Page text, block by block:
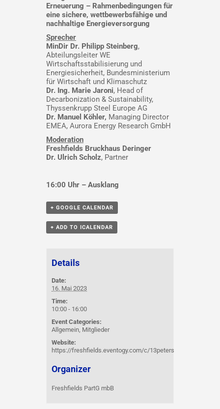
Erneuerung – Rahmenbedingungen für
eine sichere, wettbewerbsfähige und
nachhaltige Energieversorgung
Sprecher
MinDir Dr. Philipp Steinberg,
Abteilungsleiter WE
Wirtschaftsstabilisierung und
Energiesicherheit, Bundesministerium
für Wirtschaft und Klimaschutz
Dr. Ing. Marie Jaroni, Head of
Decarbonization & Sustainability,
Thyssenkrupp Steel Europe AG
Dr. Manuel Köhler, Managing Director
EMEA, Aurora Energy Research GmbH
Moderation
Freshfields Bruckhaus Deringer
Dr. Ulrich Scholz, Partner
16:00 Uhr – Ausklang
+ GOOGLE CALENDAR
+ ADD TO ICALENDAR
Details
Date:
16. Mai 2023
Time:
10:00 - 16:00
Event Categories:
Allgemein, Mitglieder
Website:
https://freshfields.eventogy.com/c/
Organizer
Freshfields PartG mbB